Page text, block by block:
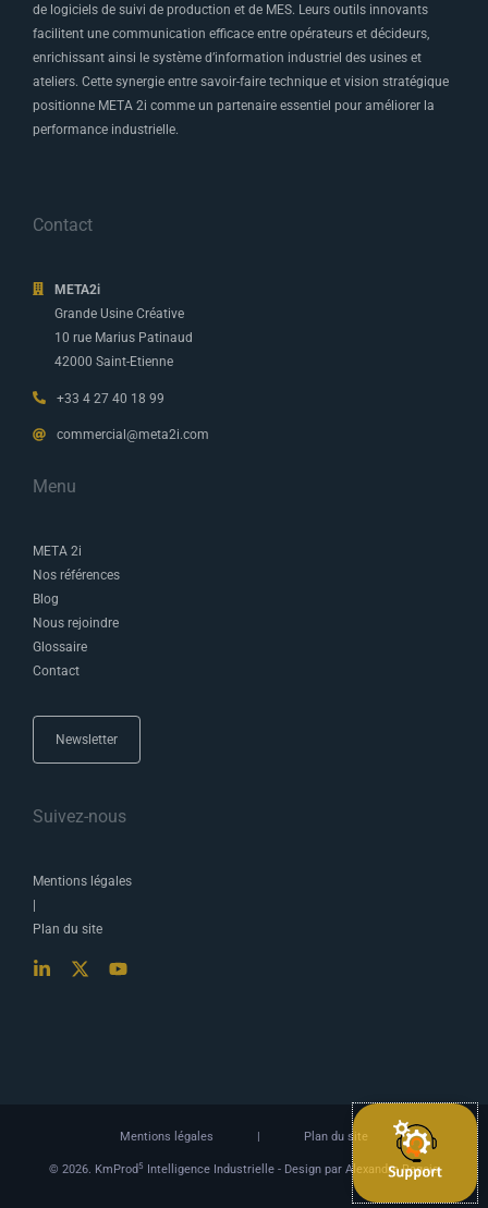
de logiciels de suivi de production et de MES. Leurs outils innovants
facilitent une communication efficace entre opérateurs et décideurs,
enrichissant ainsi le système d’information industriel des usines et
ateliers. Cette synergie entre savoir-faire technique et vision stratégique
positionne META 2i comme un partenaire essentiel pour améliorer la
performance industrielle.
Contact
META2i
Grande Usine Créative
10 rue Marius Patinaud
42000 Saint-Etienne
+33 4 27 40 18 99
commercial@meta2i.com
Menu
META 2i
Nos références
Blog
Nous rejoindre
Glossaire
Contact
Newsletter
Suivez-nous
Mentions légales
|
Plan du site
Mentions légales | Plan du site
© 2026. KmProd 5 Intelligence Industrielle - Design par Alexandre Ragois